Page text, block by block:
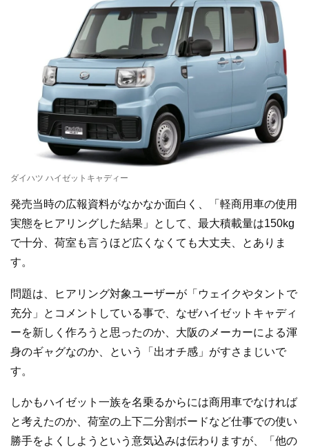
ダイハツ ハイゼットキャディー
発売当時の広報資料がなかなか面白く、「軽商用車の使用
実態をヒアリングした結果」として、最大積載量は150kg
で十分、荷室も言うほど広くなくても大丈夫、とありま
す。
問題は、ヒアリング対象ユーザーが「ウェイクやタントで
充分」とコメントしている事で、なぜハイゼットキャディ
ーを新しく作ろうと思ったのか、大阪のメーカーによる渾
身のギャグなのか、という「出オチ感」がすさまじいで
す。
しかもハイゼット一族を名乗るからには商用車でなければ
と考えたのか、荷室の上下二分割ボードなど仕事での使い
勝手をよくしようという意気込みは伝わりますが、「他の